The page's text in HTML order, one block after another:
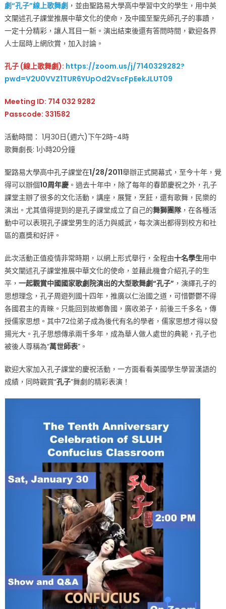
大
學
高
子
課
慶
中
國
大
型
歌
舞
子”〉
中
劇“孔子”線上歌舞劇 ，並由聖路易大學高中學習中文的學生，用中英
文闡述孔子課堂推展中華文化的使命，及中國至聖先師孔子的事蹟，
一定十分精彩，讓人耳目一新。演出結束後還有答問時間，歡迎各界
人士屆時上網欣賞，加入討論。
孔子 (線上歌舞劇): https://zoom.us/j/7140329282?
pwd=V2U0VVZ1TUR6YUpOd2VscFpEekJLUT09
Meeting ID: 714 032 9282
Passcode: 331582
活動時間： 1月30日(週六)下午2時-4時
歌舞劇長: 1小時20分鐘
聖路易大學高中孔子課堂在1/28/2011舉辦正式開幕式，至今十年，覺
得可以辦個10周年慶。過去十年中，除了每年的春節慶祝之外，孔子
課堂主辦了很多的文化活動，講座，展覽，烹飪，還有歌舞，民樂的
演出。尤其值得提到的是孔子課堂成立了自己的舞獅團隊，在各種活
動中可以表現孔子課堂男生的活力與威武，每次演出都得到校方和社
區的嘉獎和好評。
此次活動正值疫情非常時期，以網上形式舉行，全程由十名學生用中
英文闡述孔子課堂推展中華文化的使命，並藉此機會介紹孔子的生
平， 一起觀賞中國國家歌劇院演出的大型歌舞劇“孔子” ，演繹孔子的
思想理念，孔子周遊列國十四年，推廣以仁治國之道，可惜鬱鬱不得
各國君主的青睞。只能回到故鄉魯國，廣收弟子，前後三千多名，傳
授儒家思想。其中72位弟子成為後代有名的學者，儒家思想才得以發
揚光大。孔子思想傳承兩千多年，成為華人做人處世的典範，孔子也
被後人尊稱為“萬世師表”。
歡迎大家加入孔子課堂的慶祝活動，一方面看看美國學生學習漢語的
成績，同時觀賞“孔子”舞劇的精彩表演！